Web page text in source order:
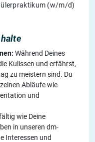
(w/m/d)
Während Deines
Kulissen und erfährst,
zu meistern sind. Du
Abläufe wie
und
wie Deine
in unseren dm-
Interessen und